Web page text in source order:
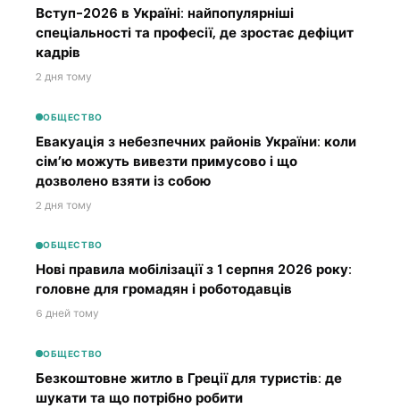
Вступ-2026 в Україні: найпопулярніші
спеціальності та професії, де зростає дефіцит
кадрів
2 дня тому
ОБЩЕСТВО
Евакуація з небезпечних районів України: коли
сім’ю можуть вивезти примусово і що
дозволено взяти із собою
2 дня тому
ОБЩЕСТВО
Нові правила мобілізації з 1 серпня 2026 року:
головне для громадян і роботодавців
6 дней тому
ОБЩЕСТВО
Безкоштовне житло в Греції для туристів: де
шукати та що потрібно робити